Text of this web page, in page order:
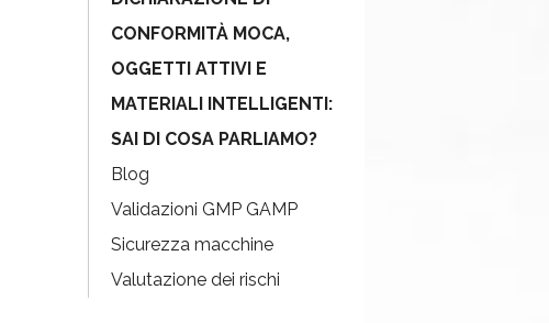
CONFORMITÀ MOCA,
OGGETTI ATTIVI E
MATERIALI INTELLIGENTI:
SAI DI COSA PARLIAMO?
Blog
Validazioni GMP GAMP
Sicurezza macchine
Valutazione dei rischi